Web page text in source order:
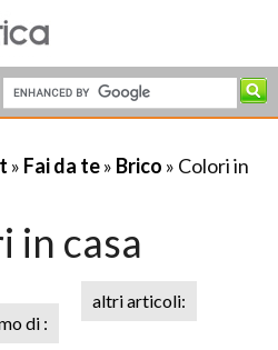
» Fai da te» Brico » Colori in
in casa
di :
altri articoli: